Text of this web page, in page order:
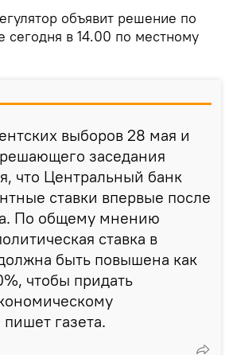
объявит решение по
сегодня в 14.00 по местному
выборов 28 мая и
заседания
что Центральный банк
ставки впервые после
По общему мнению
ставка в
быть повышена как
чтобы придать
газета.